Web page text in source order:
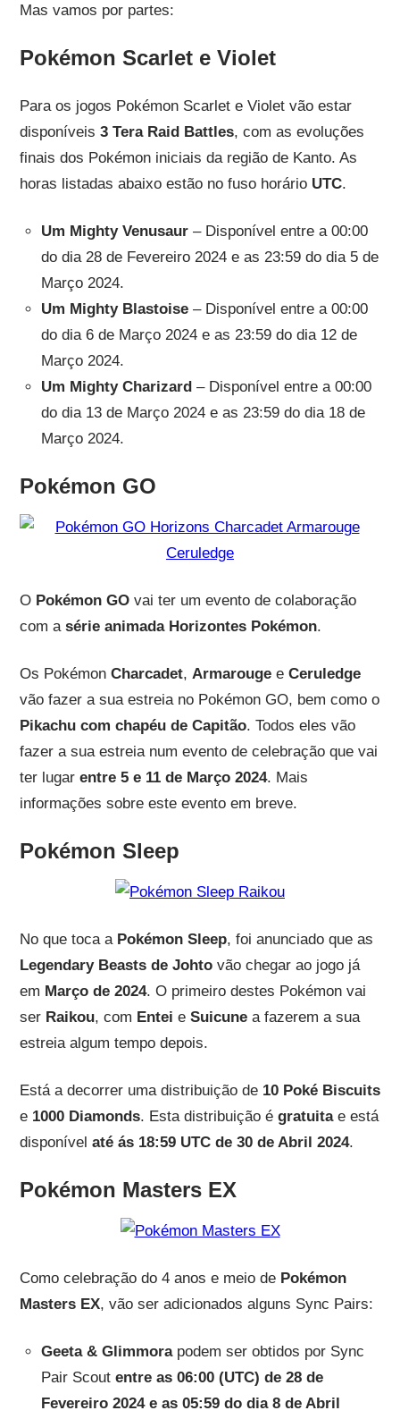
Mas vamos por partes:
Pokémon Scarlet e Violet
Para os jogos Pokémon Scarlet e Violet vão estar
disponíveis 3 Tera Raid Battles, com as evoluções
finais dos Pokémon iniciais da região de Kanto. As
horas listadas abaixo estão no fuso horário UTC.
Um Mighty Venusaur– Disponível entre a 00:00
do dia 28 de Fevereiro 2024 e as 23:59 do dia 5 de
Março 2024.
Um Mighty Blastoise– Disponível entre a 00:00
do dia 6 de Março 2024 e as 23:59 do dia 12 de
Março 2024.
Um Mighty Charizard– Disponível entre a 00:00
do dia 13 de Março 2024 e as 23:59 do dia 18 de
Março 2024.
Pokémon GO
O Pokémon GOvai ter um evento de colaboração
com a série animada Horizontes Pokémon.
Os Pokémon Charcadet, Armarouge e Ceruledge
vão fazer a sua estreia no Pokémon GO, bem como o
Pikachu com chapéu de Capitão. Todos eles vão
fazer a sua estreia num evento de celebração que vai
ter lugar entre 5 e 11 de Março 2024. Mais
informações sobre este evento em breve.
Pokémon Sleep
No que toca a Pokémon Sleep, foi anunciado que as
Legendary Beasts de Johtovão chegar ao jogo já
em Março de 2024. O primeiro destes Pokémon vai
ser Raikou, com Entei e Suicune a fazerem a sua
estreia algum tempo depois.
Está a decorrer uma distribuição de 10 Poké Biscuits
e 1000 Diamonds. Esta distribuição é gratuita e está
disponível até ás 18:59 UTC de 30 de Abril 2024.
Pokémon Masters EX
Como celebração do 4 anos e meio de Pokémon
Masters EX, vão ser adicionados alguns Sync Pairs:
Geeta & Glimmorapodem ser obtidos por Sync
Pair Scout entre as 06:00 (UTC) de 28 de
Fevereiro 2024 e as 05:59 do dia 8 de Abril